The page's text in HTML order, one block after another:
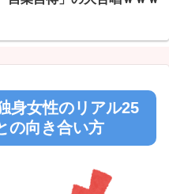
身女性のリアル25
の向き合い方